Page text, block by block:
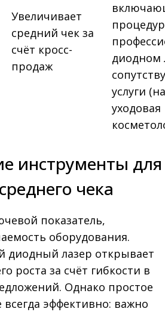
Увеличивает
средний чек за
счёт кросс-
продаж
диодном
услуги
уходовая
инструменты для
чека
показатель,
оборудования.
диодный лазер открывает
роста за счёт гибкости в
Однако простое
эффективно: важно